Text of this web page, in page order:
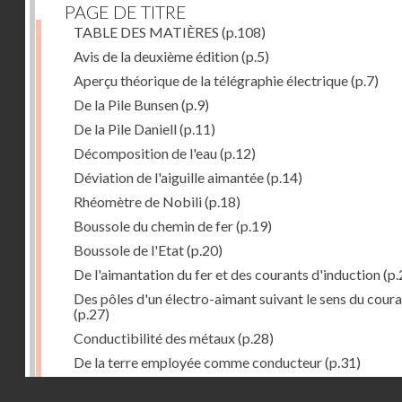
PAGE DE TITRE
TABLE DES MATIÈRES (p.108)
Avis de la deuxième édition(p.5)
Aperçu théorique de la télégraphie électrique(p.7)
De la Pile Bunsen(p.9)
De la Pile Daniell(p.11)
Décomposition de l'eau(p.12)
Déviation de l'aiguille aimantée(p.14)
Rhéomètre de Nobili(p.18)
Boussole du chemin de fer(p.19)
Boussole de l'Etat(p.20)
De l'aimantation du fer et des courants d'induction
Des pôles d'un électro-aimant suivant le sens du
(p.27)
Conductibilité des métaux(p.28)
De la terre employée comme conducteur(p.31)